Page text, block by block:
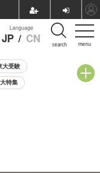
menu
Language
JP / CN search
大受験
特集